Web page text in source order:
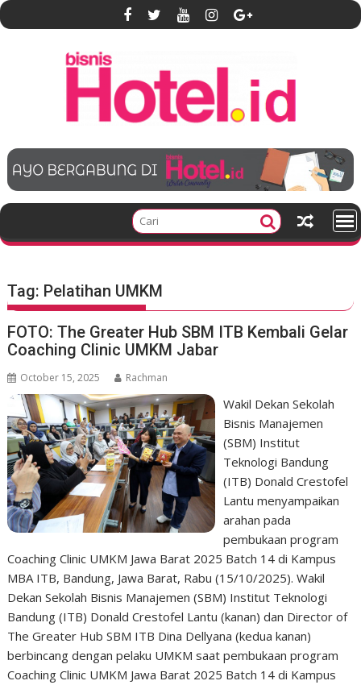
S
k
e
t
Tag: Pelatihan UMKM
FOTO: The Greater Hub SBM ITB Kembali Gelar
Coaching Clinic UMKM Jabar
October 15, 2025 Rachman
Wakil Dekan Sekolah
Bisnis Manajemen
(SBM) Institut
Teknologi Bandung
(ITB) Donald Crestofel
Lantu menyampaikan
arahan pada
pembukaan program
Coaching Clinic UMKM Jawa Barat 2025 Batch 14 di Kampus
MBA ITB, Bandung, Jawa Barat, Rabu (15/10/2025). Wakil
Dekan Sekolah Bisnis Manajemen (SBM) Institut Teknologi
Bandung (ITB) Donald Crestofel Lantu (kanan) dan Director of
The Greater Hub SBM ITB Dina Dellyana (kedua kanan)
berbincang dengan pelaku UMKM saat pembukaan program
Coaching Clinic UMKM Jawa Barat 2025 Batch 14 di Kampus